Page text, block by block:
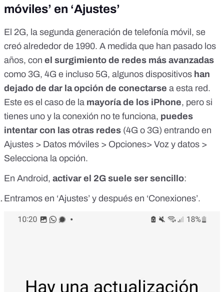
móviles’ en ‘Ajustes’
El 2G, la segunda generación de telefonía móvil, se
creó alrededor de 1990. A medida que han pasado los
años, con el surgimiento de redes más avanzadas
como 3G, 4G e incluso 5G, algunos dispositivos han
dejado de dar la opción de conectarse a esta red.
Este es el caso de la mayoría de los iPhone, pero si
tienes uno y la conexión no te funciona, puedes
intentar con las otras redes (4G o 3G) entrando en
Ajustes > Datos móviles > Opciones> Voz y datos >
Selecciona la opción.
En Android, activar el 2G suele ser sencillo:
Entramos en ‘Ajustes’ y después en ‘Conexiones’.